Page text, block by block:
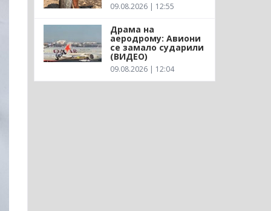
09.08.2026 | 12:55
Драма на
аеродрому: Авиони
се замало сударили
(ВИДЕО)
09.08.2026 | 12:04